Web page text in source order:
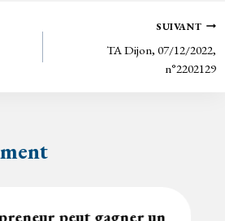
rie
n
dl
SUIVANT
TA Dijon, 07/12/2022,
n°2202129
peut gagner un